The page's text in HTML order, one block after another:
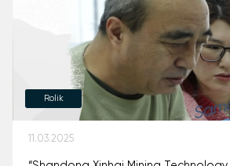
Rolik
11.03.2025